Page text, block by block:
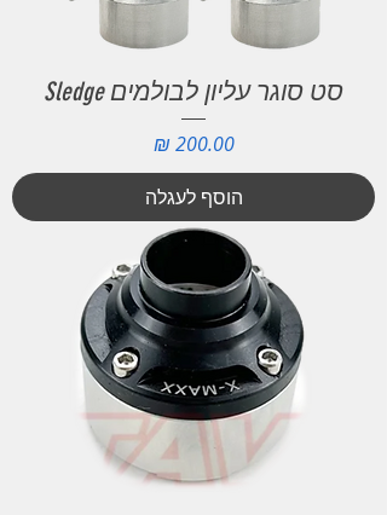
סט סוגר עליון לבולמים Sledge
מחיר‏200.00 ‏₪
הוסף לעגלה